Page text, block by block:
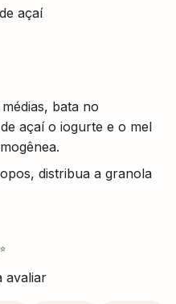
açaí
bata no
açaí o iogurte e o mel
distribua a granola
avaliar